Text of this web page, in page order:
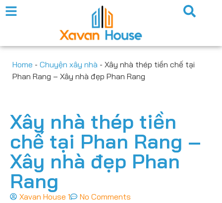
Home - Chuyện xây nhà - Xây nhà thép tiền chế tại
Phan Rang – Xây nhà đẹp Phan Rang
Xây nhà thép tiền
chế tại Phan Rang –
Xây nhà đẹp Phan
Rang
Xavan House 1
No Comments